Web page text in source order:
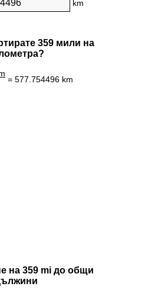
km
359 мили на
= 577.754496 km
на 359 mi до общи